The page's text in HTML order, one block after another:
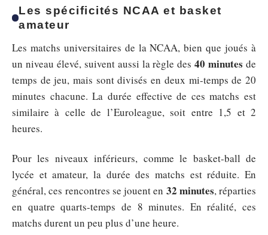
Les spécificités NCAA et basket
amateur
Les matchs universitaires de la NCAA, bien que joués à
un niveau élevé, suivent aussi la règle des40 minutes de
temps de jeu, mais sont divisés en deux mi-temps de 20
minutes chacune. La durée effective de ces matchs est
similaire à celle de l’Euroleague, soit entre 1,5 et 2
heures.
Pour les niveaux inférieurs, comme le basket-ball de
lycée et amateur, la durée des matchs est réduite. En
général, ces rencontres se jouent en 32 minutes, réparties
en quatre quarts-temps de 8 minutes. En réalité, ces
matchs durent un peu plus d’une heure.